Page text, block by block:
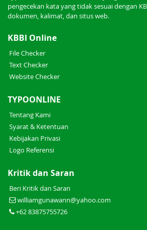
pengecekan kata yang tidak sesuai dengan
dokumen, kalimat, dan situs web.
KBBI Online
File Checker
Text Checker
Website Checker
TYPOONLINE
Tentang Kami
Syarat & Ketentuan
Kebijakan Privasi
Logo Referensi
Kritik dan Saran
Beri Kritik dan Saran
williamgunawann@yahoo.com
+62 83875755726